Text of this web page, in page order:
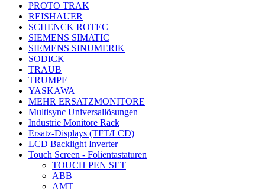
PROTO TRAK
REISHAUER
SCHENCK ROTEC
SIEMENS SIMATIC
SIEMENS SINUMERIK
SODICK
TRAUB
TRUMPF
YASKAWA
MEHR ERSATZMONITORE
Multisync Universallösungen
Industrie Monitore Rack
Ersatz-Displays (TFT/LCD)
LCD Backlight Inverter
Touch Screen - Folientastaturen
TOUCH PEN SET
ABB
AMT